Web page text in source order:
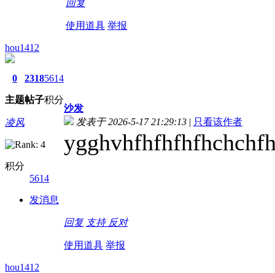
回复
使用道具 举报
hou1412
0
主题
2318
帖子
5614
积分
凌风
积分
5614
发消息
沙发
发表于 2026-5-17 21:29:13 | 只看该作者
回复 支持 反对
使用道具 举报
hou1412